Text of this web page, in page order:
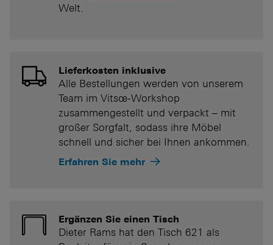
Welt.
Lieferkosten inklusive
Alle Bestellungen werden von unserem
Team im Vitsœ-Workshop
zusammengestellt und verpackt – mit
großer Sorgfalt, sodass ihre Möbel
schnell und sicher bei Ihnen ankommen.
Erfahren Sie mehr
Ergänzen Sie einen Tisch
Dieter Rams hat den Tisch 621 als